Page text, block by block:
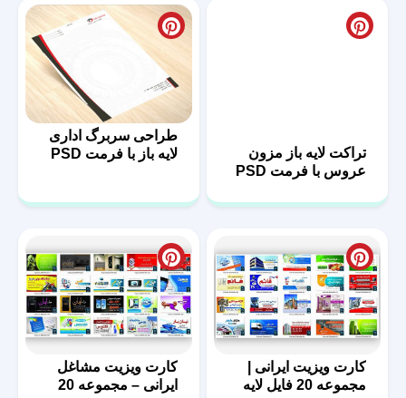
عروس با فرمت PSD
طراحی سربرگ اداری
لایه باز با فرمت PSD
مجموعه 20 فایل لایه
باز | سری اول
ایرانی – مجموعه 20
فایل لایه باز – سری